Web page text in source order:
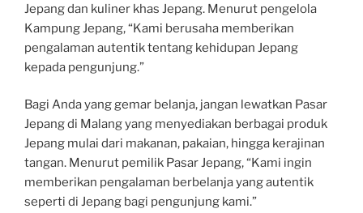
Jepang dan kuliner khas Jepang. Menurut pengelola
Kampung Jepang, “Kami berusaha memberikan
pengalaman autentik tentang kehidupan Jepang
kepada pengunjung.”
Bagi Anda yang gemar belanja, jangan lewatkan Pasar
Jepang di Malang yang menyediakan berbagai produk
Jepang mulai dari makanan, pakaian, hingga kerajinan
tangan. Menurut pemilik Pasar Jepang, “Kami ingin
memberikan pengalaman berbelanja yang autentik
seperti di Jepang bagi pengunjung kami.”